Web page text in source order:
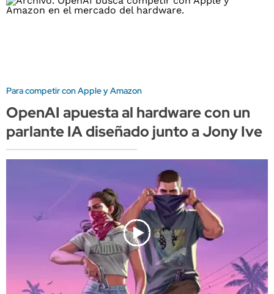
Para competir con Apple y Amazon
OpenAI apuesta al hardware con un
parlante IA diseñado junto a Jony Ive